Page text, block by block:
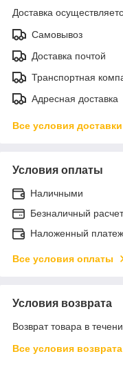
Доставка
Самовывоз
Доставка почтой
Транспортная
Адресная доставка
Все условия доставки
Условия оплаты
Наличными
Безналичный расчет
Наложенный платеж
Все условия оплаты
Условия возврата
Возврат товара в
Все условия возврата